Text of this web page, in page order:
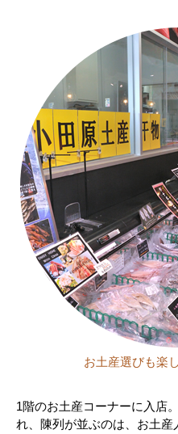
お土産選びも楽
1階のお土産コーナーに入店
れ、陳列が並ぶのは、お土産